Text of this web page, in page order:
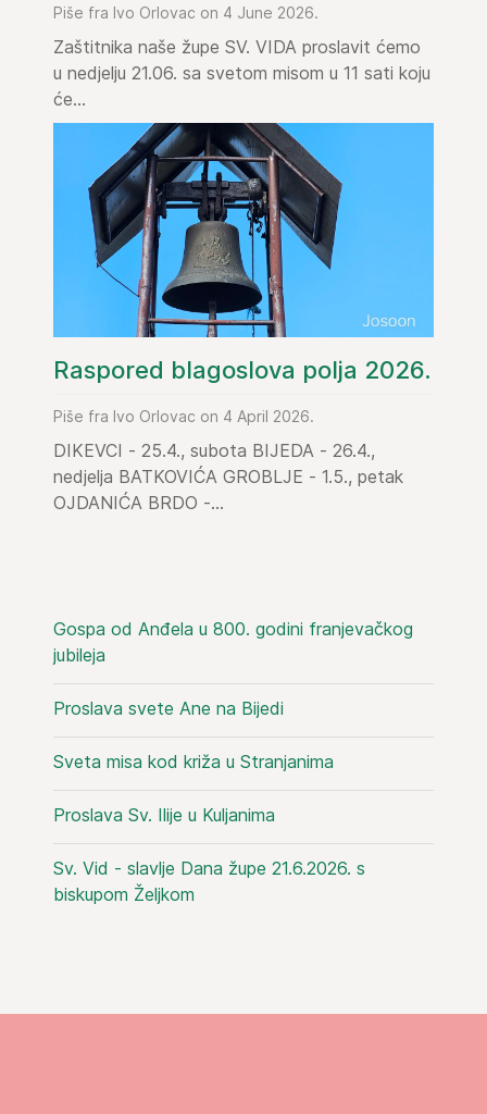
Piše fra Ivo Orlovac on 4 June 2026.
Zaštitnika naše župe SV. VIDA proslavit ćemo
u nedjelju 21.06. sa svetom misom u 11 sati koju
će...
Raspored blagoslova polja 2026.
Piše fra Ivo Orlovac on 4 April 2026.
DIKEVCI - 25.4., subota BIJEDA - 26.4.,
nedjelja BATKOVIĆA GROBLJE - 1.5., petak
OJDANIĆA BRDO -...
Gospa od Anđela u 800. godini franjevačkog
jubileja
Proslava svete Ane na Bijedi
Sveta misa kod križa u Stranjanima
Proslava Sv. Ilije u Kuljanima
Sv. Vid - slavlje Dana župe 21.6.2026. s
biskupom Željkom